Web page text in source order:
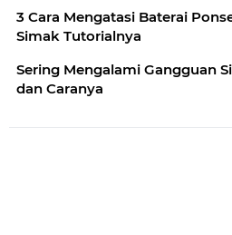
3 Cara Mengatasi Baterai
Simak Tutorialnya
Sering Mengalami Gangguan
dan Caranya